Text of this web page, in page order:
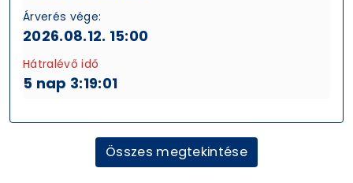
Árverés vége:
2026.08.12. 15:00
Hátralévő idő
5 nap 3:19:00
Összes megtekintése